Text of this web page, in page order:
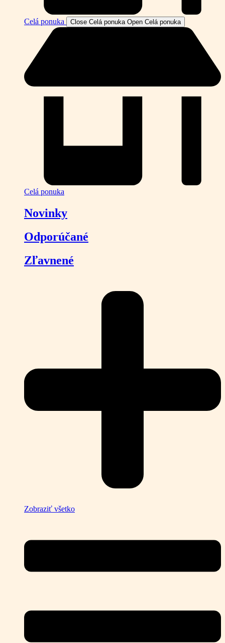
Celá ponuka Close Celá ponuka Open Celá ponuka
Celá ponuka
Novinky
Odporúčané
Zľavnené
Zobraziť všetko